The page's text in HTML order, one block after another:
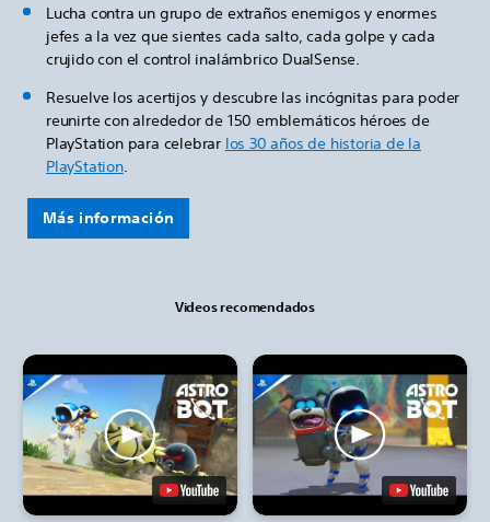
Lucha contra un grupo de extraños enemigos y enormes
jefes a la vez que sientes cada salto, cada golpe y cada
crujido con el control inalámbrico DualSense.
Resuelve los acertijos y descubre las incógnitas para poder
reunirte con alrededor de 150 emblemáticos héroes de
PlayStation para celebrar los 30 años de historia de la
PlayStation.
Más información
Videos recomendados